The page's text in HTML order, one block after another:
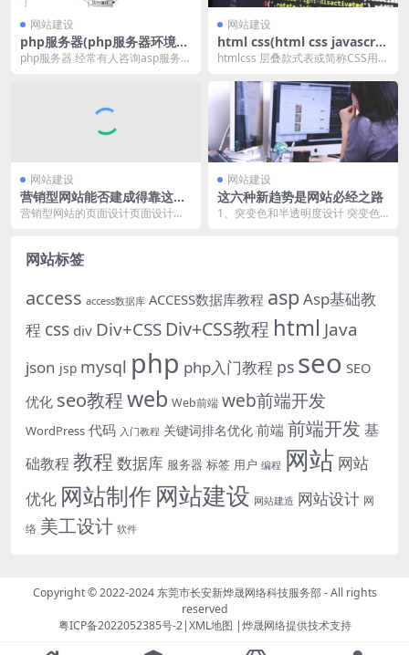
网站建设
php服务器(php服务器环境搭
建及配置)
php服务器 经常有人咨询asp服务
网站建设
html css(html css javascrip
t三者关系)
htmlcss 层叠款式表或简称CSS用于
网站建设
营销型网站能否建成得靠这几
个方法
营销型网站的页面设计页面设计在
网站建设
这六种新趋势是网站必经之路
1、突变色和半透明度设计 突变色
网站标签
access access数据库 ACCESS数据库教程 asp Asp基础教
程 css div Div+CSS Div+CSS教程 html Java
json jsp mysql php php入门教程 ps seo SEO
优化 seo教程web Web前端 web前端开发
WordPress 代码 入门教程 关键词排名优化 前端 前端开发 基
础教程 教程 数据库 服务器 标签 用户 编程 网站 网站
优化 网站制作 网站建设 网站建造 网站设计 网
络 美工设计 软件
Copyright © 2022-2024 东莞市长安新烨晟网络科技服务部- All rights
reserved
粤ICP备2022052385号-2|XML地图 |烨晟网络提供技术支持